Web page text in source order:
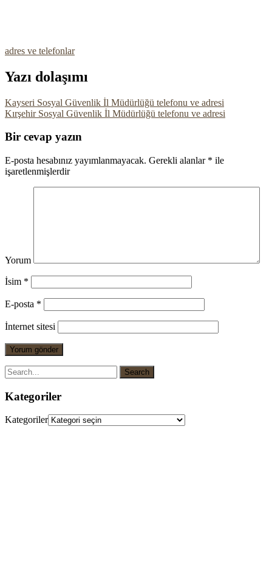
adres ve telefonlar
Yazı dolaşımı
Kayseri Sosyal Güvenlik İl Müdürlüğü telefonu ve adresi
Kırşehir Sosyal Güvenlik İl Müdürlüğü telefonu ve adresi
Bir cevap yazın
E-posta hesabınız yayımlanmayacak. Gerekli alanlar * ile
işaretlenmişlerdir
Yorum
İsim *
E-posta *
İnternet sitesi
Kategoriler
Kategoriler